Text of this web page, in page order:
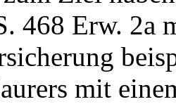
468 Erw. 2a
mit